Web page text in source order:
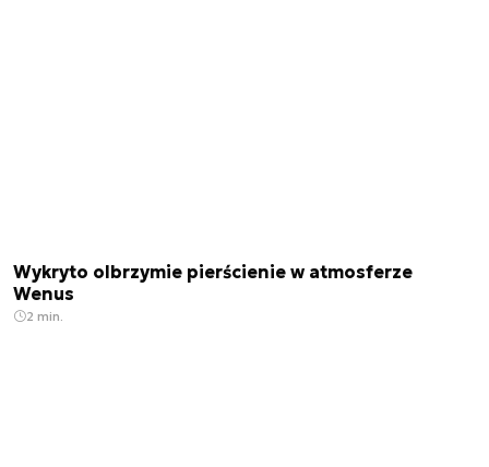
Wykryto olbrzymie pierścienie w atmosferze
Wenus
2 min.